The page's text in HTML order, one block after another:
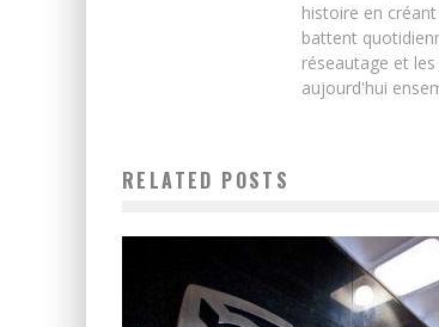
histoire en
battent
réseautage et
aujourd'hui
RELATED POSTS